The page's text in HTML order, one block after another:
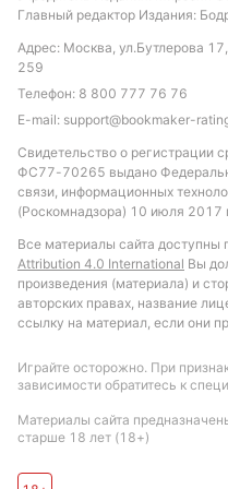
Обновлено:
Автор
Михаил
Главный редактор Издания:
Адрес: Москва, ул.Бутлерова
259
Телефон: 8 800 777 76 76
E-mail: support@bookmaker-
Свидетельство о регистрации
ФС77-70265 выдано
связи, информационных
(Роскомнадзора) 10 июля 2017
Все материалы сайта доступны
Attribution 4.0 International Вы
произведения (материала) и
авторских правах, название
ссылку на материал, если они
Играйте осторожно. При
зависимости обратитесь к
Материалы сайта
старше 18 лет (18+)